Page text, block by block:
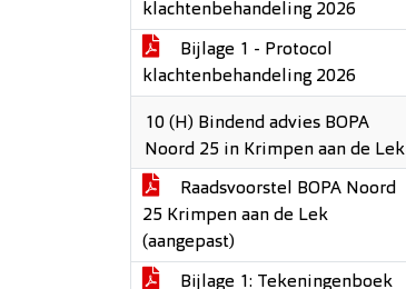
klachtenbehandeling 2026
Bijlage 1 - Protocol
klachtenbehandeling 2026
10 (H) Bindend advies BOPA
Noord 25 in Krimpen aan de Lek
Raadsvoorstel BOPA Noord
25 Krimpen aan de Lek
(aangepast)
Bijlage 1: Tekeningenboek